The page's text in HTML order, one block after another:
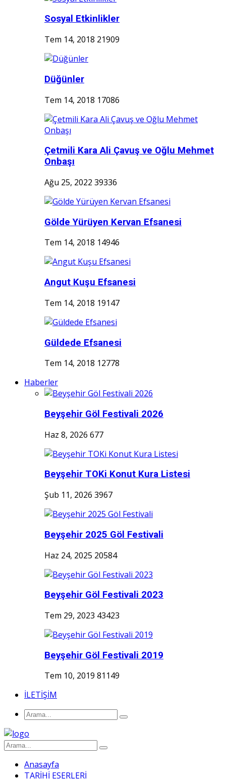
Sosyal Etkinlikler
Tem 14, 2018 21909
Düğünler
Tem 14, 2018 17086
Çetmili Kara Ali Çavuş ve Oğlu Mehmet
Onbaşı
Ağu 25, 2022 39336
Gölde Yürüyen Kervan Efsanesi
Tem 14, 2018 14946
Angut Kuşu Efsanesi
Tem 14, 2018 19147
Güldede Efsanesi
Tem 14, 2018 12778
Haberler
Beyşehir Göl Festivali 2026
Haz 8, 2026 677
Beyşehir TOKi Konut Kura Listesi
Şub 11, 2026 3967
Beyşehir 2025 Göl Festivali
Haz 24, 2025 20584
Beyşehir Göl Festivali 2023
Tem 29, 2023 43423
Beyşehir Göl Festivali 2019
Tem 10, 2019 81149
İLETİŞİM
Anasayfa
TARİHİ ESERLERİ